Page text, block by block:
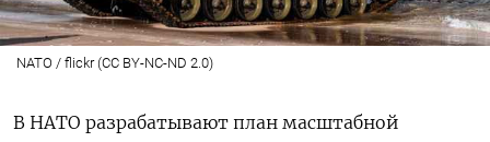
NATO / flickr (CC BY-NC-ND 2.0)
В НАТО разрабатывают план масштабной